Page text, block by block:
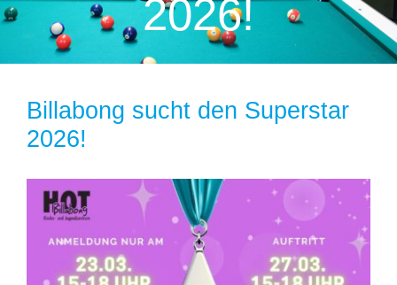
2026!
Billabong sucht den Superstar
2026!